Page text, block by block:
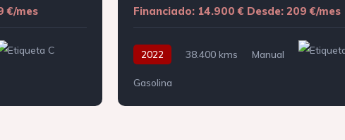
€/mes Financiado: 14.900 € Desde: 209 €/mes
2022 38.400 kms Manual
Gasolina